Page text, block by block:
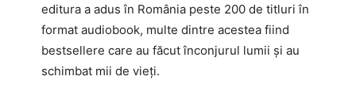
editura a adus în România peste 200 de titluri în
format audiobook, multe dintre acestea fiind
bestsellere care au făcut înconjurul lumii și au
schimbat mii de vieți.